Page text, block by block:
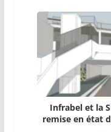
Infrabel et la
remise en état